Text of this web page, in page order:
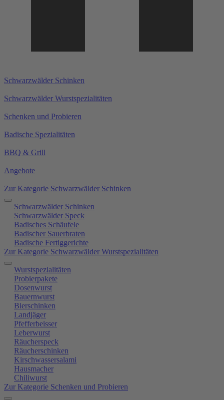
Schwarzwälder Schinken
Schwarzwälder Wurstspezialitäten
Schenken und Probieren
Badische Spezialitäten
BBQ & Grill
Angebote
Zur Kategorie Schwarzwälder Schinken
Schwarzwälder Schinken
Schwarzwälder Speck
Badisches Schäufele
Badischer Sauerbraten
Badische Fertiggerichte
Zur Kategorie Schwarzwälder Wurstspezialitäten
Wurstspezialitäten
Probierpakete
Dosenwurst
Bauernwurst
Bierschinken
Landjäger
Pfefferbeisser
Leberwurst
Räucherspeck
Räucherschinken
Kirschwassersalami
Hausmacher
Chiliwurst
Zur Kategorie Schenken und Probieren